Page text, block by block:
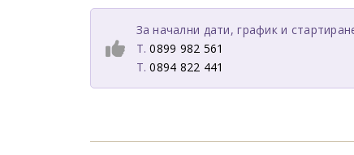
За начални дати, график и
T.0899 982 561
T.0894 822 441